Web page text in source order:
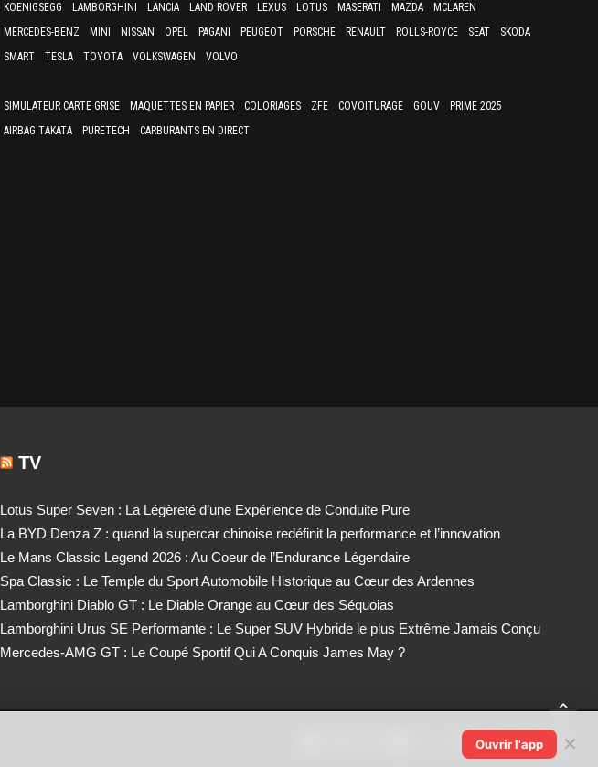
KOENIGSEGG
LAMBORGHINI LANCIA LAND ROVER LEXUS LOTUS MASERATI MAZDA
MCLAREN
MERCEDES-BENZ
MINI NISSAN OPEL PAGANI PEUGEOT PORSCHE RENAULT ROLLS-ROYCE SEAT
SKODA
SMART
TESLA TOYOTA VOLKSWAGEN VOLVO
SIMULATEUR CARTE GRISE MAQUETTES EN PAPIER COLORIAGES ZFE COVOITURAGE GOUV
PRIME 2025
AIRBAG TAKATA
PURETECH CARBURANTS EN DIRECT
TV
Lotus Super Seven : La Légèreté d’une Expérience de Conduite Pure
La BYD Denza Z : quand la supercar chinoise redéfinit la performance et l’innovation
Le Mans Classic Legend 2026 : Au Coeur de l’Endurance Légendaire
Spa Classic : Le Temple du Sport Automobile Historique au Cœur des Ardennes
Lamborghini Diablo GT : Le Diable Orange au Cœur des Séquoias
Lamborghini Urus SE Performante : Le Super SUV Hybride le plus Extrême Jamais Conçu
Mercedes-AMG GT : Le Coupé Sportif Qui A Conquis James May ?
Ouvrir l'app ✕